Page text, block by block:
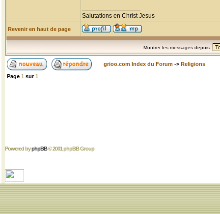
Salutations en Christ Jesus
Revenir en haut de page
Montrer les messages depuis:
grioo.com Index du Forum -> Religions
Page 1 sur1
Powered byphpBB© 2001 phpBB Group